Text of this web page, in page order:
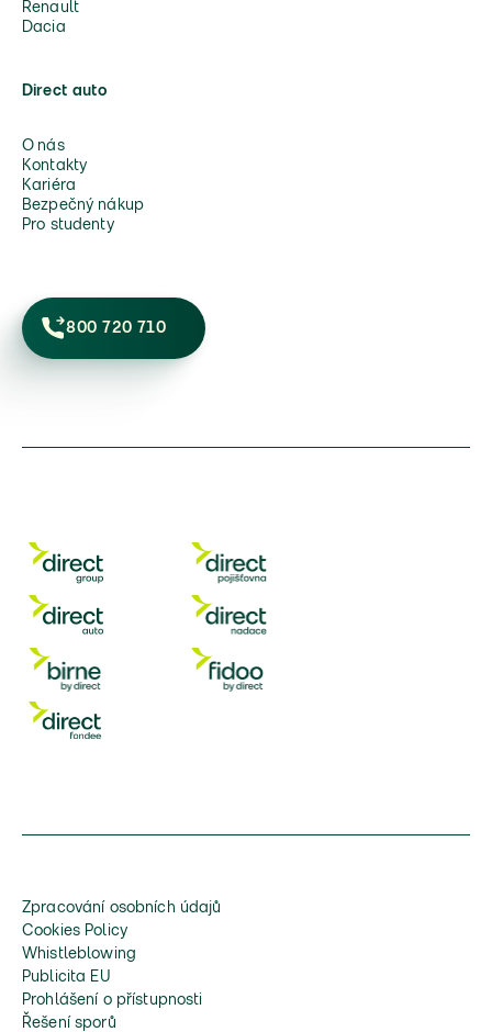
Renault
Dacia
Direct auto
O nás
Kontakty
Kariéra
Bezpečný nákup
Pro studenty
800 720 710
Zpracování osobních údajů
Cookies Policy
Whistleblowing
Publicita EU
Prohlášení o přístupnosti
Řešení sporů